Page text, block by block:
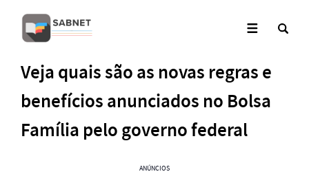
Veja quais são as novas regras e
benefícios anunciados no Bolsa
Família pelo governo federal
ANÚNCIOS